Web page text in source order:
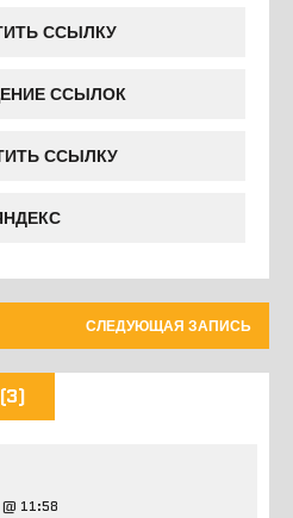
ССЫЛКУ
ССЫЛОК
ССЫЛКУ
СЛЕДУЮЩАЯ ЗАПИСЬ
11:58